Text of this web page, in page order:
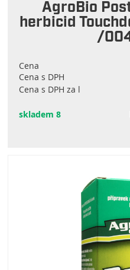
AgroBio
herbicid
/
Cena
Cena s DPH
Cena s DPH za l
skladem 8